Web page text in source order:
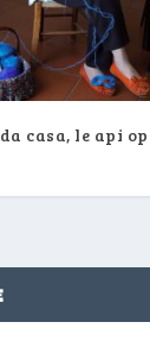
casa, le api